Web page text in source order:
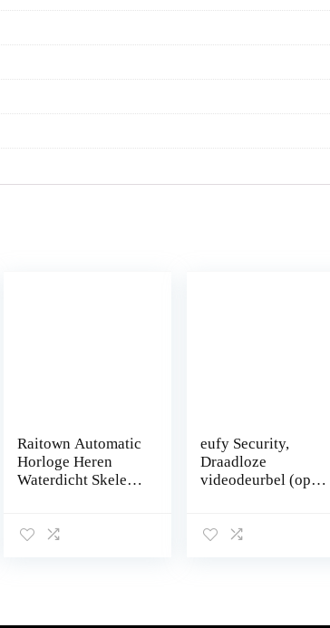
Raitown Automatic
Horloge Heren
Waterdicht Skelet
Zakelijk Stijlvol
eufy Security,
Draadloze
videodeurbel (op
maandelijkse